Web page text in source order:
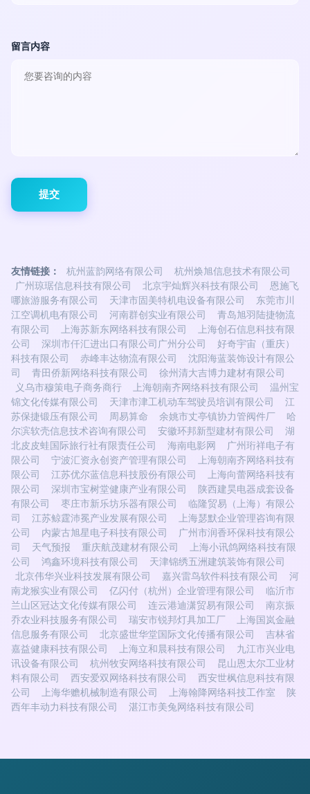
留言内容
友情链接： 杭州蓝韵网络有限公司
杭州焕旭信息技术有限公司
广州琼琚信息科技有限公司
北京宇灿辉兴科技有限公司
恩施飞
哪旅游服务有限公司
天津市固美特机电设备有限公司
东莞市川
江空调机电有限公司
河南群创实业有限公司
青岛旭羽陆捷物流
有限公司
上海苏新东网络科技有限公司
上海创石信息科技有限
公司
深圳市仟汇进出口有限公司广州分公司
好奇宇宙（重庆）
科技有限公司
赤峰丰达物流有限公司
沈阳海蓝装饰设计有限公
司
青田侨新网络科技有限公司
徐州清大吉博力建材有限公司
义乌市穆策电子商务商行
上海朝南齐网络科技有限公司
温州宝
锦文化传媒有限公司
天津市津工机动车驾驶员培训有限公司
江
苏保捷锻压有限公司
周易算命 余姚市丈亭镇协力管阀件厂
哈
尔滨软壳信息技术咨询有限公司
安徽环邦新型建材有限公司
湖
北皮皮蛙国际旅行社有限责任公司
海南电影网
广州珩祥电子有
限公司
宁波汇资永创资产管理有限公司
上海朝南齐网络科技有
限公司
江苏优尔蓝信息科技股份有限公司
上海向蕾网络科技有
限公司
深圳市宝树堂健康产业有限公司
陕西建昊电器成套设备
有限公司
枣庄市新乐坊乐器有限公司
临隆贸易（上海）有限公
司
江苏鲸霆沛冕产业发展有限公司
上海瑟默企业管理咨询有限
公司
内蒙古旭星电子科技有限公司
广州市润香环保科技有限公
司
天气预报 重庆航茂建材有限公司
上海小讯鸽网络科技有限
公司
鸿鑫环境科技有限公司
天津锦绣五洲建筑装饰有限公司
北京伟华兴业科技发展有限公司
嘉兴雷鸟软件科技有限公司
河
南龙猴实业有限公司
亿闪付（杭州）企业管理有限公司
临沂市
兰山区冠达文化传媒有限公司
连云港迪潇贸易有限公司
南京振
乔农业科技服务有限公司
瑞安市锐邦灯具加工厂
上海国岚金融
信息服务有限公司
北京盛世华堂国际文化传播有限公司
吉林省
嘉益健康科技有限公司
上海立和晨科技有限公司
九江市兴业电
讯设备有限公司
杭州牧安网络科技有限公司
昆山恩太尔工业材
料有限公司
西安爱双网络科技有限公司
西安世枫信息科技有限
公司
上海华赡机械制造有限公司 上海翰降网络科技工作室
陕
西年丰动力科技有限公司
湛江市美兔网络科技有限公司